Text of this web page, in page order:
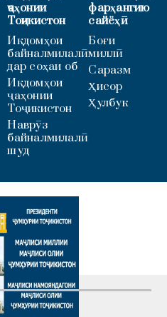
ҷаҳонии
Тоҷикистон
Иқдомҳои
байналмилалӣ
дар соҳаи об
Иқдомҳои
ҷаҳонии
Тоҷикистон
Наврӯз
байналмилалӣ
шуд
фарҳангию
сайёҳӣ
Боғи
миллӣ
Саразм
Ҳисор
Ҳулбук